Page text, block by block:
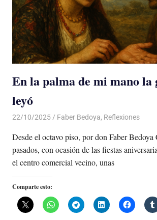
En la palma de mi mano la
leyó
22/10/2025 De todo un Poco
Faber Bedoya, Reflexiones
Desde el octavo piso, por don Faber Bedoya
pasados, con ocasión de las fiestas
el centro comercial vecino, unas
Comparte esto: